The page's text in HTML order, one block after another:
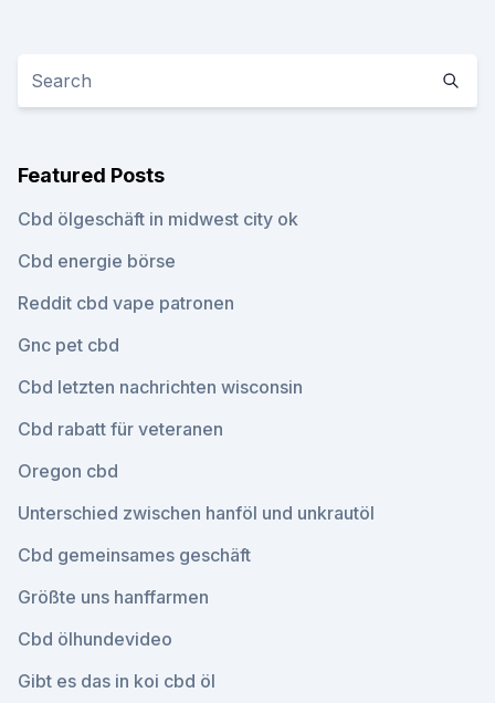
Featured Posts
Cbd ölgeschäft in midwest city ok
Cbd energie börse
Reddit cbd vape patronen
Gnc pet cbd
Cbd letzten nachrichten wisconsin
Cbd rabatt für veteranen
Oregon cbd
Unterschied zwischen hanföl und unkrautöl
Cbd gemeinsames geschäft
Größte uns hanffarmen
Cbd ölhundevideo
Gibt es das in koi cbd öl